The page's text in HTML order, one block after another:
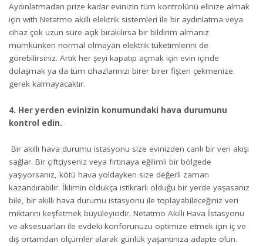
Aydınlatmadan prize kadar evinizin tüm kontrolünü elinize almak
için with Netatmo akıllı elektrik sistemleri ile bir aydınlatma veya
cihaz çok uzun süre açık bırakılırsa bir bildirim almanız
mümkünken normal olmayan elektrik tüketimlerini de
görebilirsiniz. Artık her şeyi kapatıp açmak için evin içinde
dolaşmak ya da tüm cihazlarınızı birer birer fişten çekmenize
gerek kalmayacaktır.
4. Her yerden evinizin konumundaki hava durumunu
kontrol edin.
Bir akıllı hava durumu istasyonu size evinizden canlı bir veri akışı
sağlar. Bir çiftçiyseniz veya fırtınaya eğilimli bir bölgede
yaşıyorsanız, kötü hava yoldayken size değerli zaman
kazandırabilir. İklimin oldukça istikrarlı olduğu bir yerde yaşasanız
bile, bir akıllı hava durumu istasyonu ile toplayabileceğiniz veri
miktarını keşfetmek büyüleyicidir. Netatmo Akıllı Hava İstasyonu
ve aksesuarları ile evdeki konforunuzu optimize etmek için iç ve
dış ortamdan ölçümler alarak günlük yaşantınıza adapte olun.